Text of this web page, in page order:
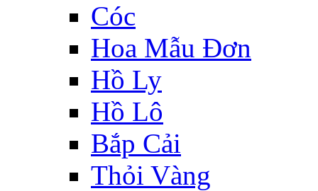
Cóc
Hoa Mẫu Đơn
Hồ Ly
Hồ Lô
Bắp Cải
Thỏi Vàng